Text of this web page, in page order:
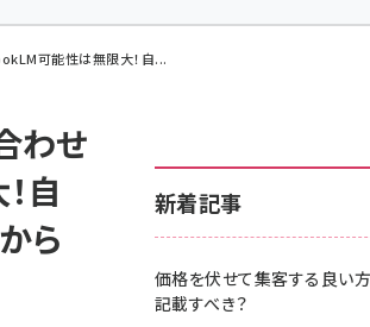
z世代
meo
可能性は無限大！自...
わせ
自
ら
新着記事
価格を伏せて集客する良い
記載すべき？